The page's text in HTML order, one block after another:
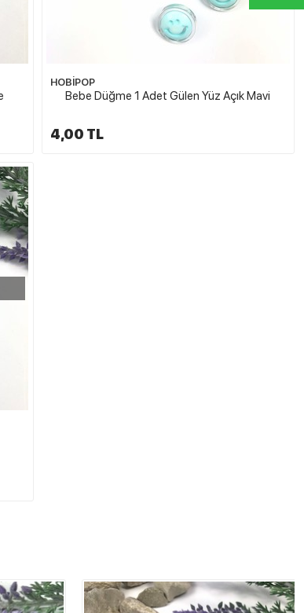
HOBİPOP
Bebe Düğme 1 Adet Gülen Yüz Açık Mavi
4,00 TL